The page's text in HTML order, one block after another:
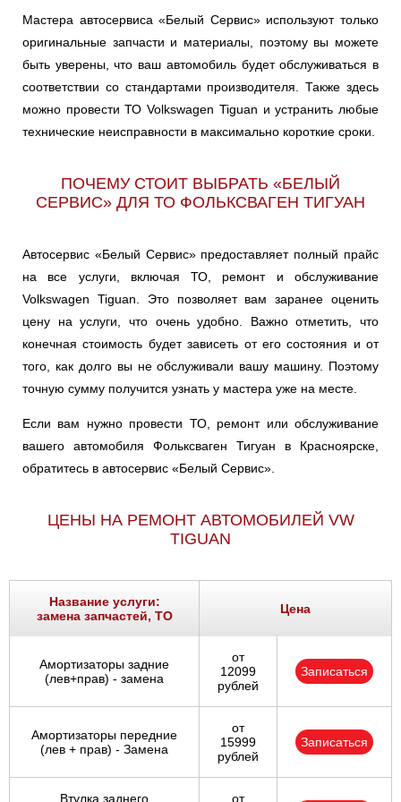
Мастера автосервиса «Белый Сервис» используют только
оригинальные запчасти и материалы, поэтому вы можете
быть уверены, что ваш автомобиль будет обслуживаться в
соответствии со стандартами производителя. Также здесь
можно провести ТО Volkswagen Tiguan и устранить любые
технические неисправности в максимально короткие сроки.
ПОЧЕМУ СТОИТ ВЫБРАТЬ «БЕЛЫЙ
СЕРВИС» ДЛЯ ТО ФОЛЬКСВАГЕН ТИГУАН
Автосервис «Белый Сервис» предоставляет полный прайс
на все услуги, включая ТО, ремонт и обслуживание
Volkswagen Tiguan. Это позволяет вам заранее оценить
цену на услуги, что очень удобно. Важно отметить, что
конечная стоимость будет зависеть от его состояния и от
того, как долго вы не обслуживали вашу машину. Поэтому
точную сумму получится узнать у мастера уже на месте.
Если вам нужно провести ТО, ремонт или обслуживание
вашего автомобиля Фольксваген Тигуан в Красноярске,
обратитесь в автосервис «Белый Сервис».
ЦЕНЫ НА РЕМОНТ АВТОМОБИЛЕЙ VW
TIGUAN
Название услуги:
замена запчастей, ТО
Цена
Амортизаторы задние
(лев+прав) - замена
от
12099
рублей
Записаться
Амортизаторы передние
(лев + прав) - Замена
от
15999
рублей
Записаться
Втулка заднего от